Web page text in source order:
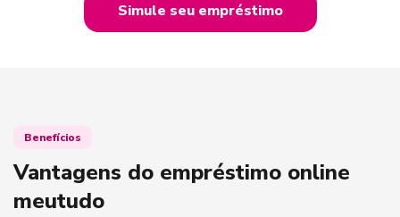
Simule seu empréstimo
Benefícios
Vantagens do empréstimo online
meutudo